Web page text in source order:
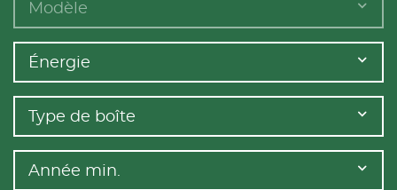
Modèle
Énergie
Type de boîte
Année min.